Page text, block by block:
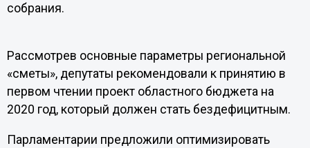
собрания.
Рассмотрев основные параметры региональной
«сметы», депутаты рекомендовали к принятию в
первом чтении проект областного бюджета на
2020 год, который должен стать бездефицитным.
Парламентарии предложили оптимизировать